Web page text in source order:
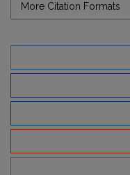
More Citation Formats